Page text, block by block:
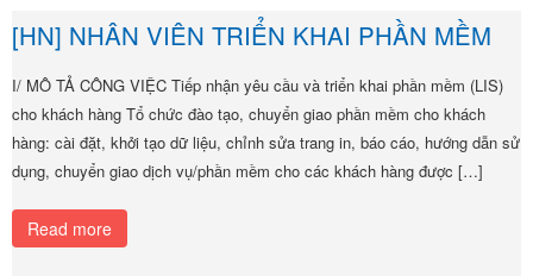
[HN] NHÂN VIÊN TRIỂN KHAI PHẦN MỀM
I/ MÔ TẢ CÔNG VIỆC Tiếp nhận yêu cầu và triển khai phần mềm (LIS)
cho khách hàng Tổ chức đào tạo, chuyển giao phần mềm cho khách
hàng: cài đặt, khởi tạo dữ liệu, chỉnh sửa trang in, báo cáo, hướng dẫn sử
dụng, chuyển giao dịch vụ/phần mềm cho các khách hàng được […]
Read more